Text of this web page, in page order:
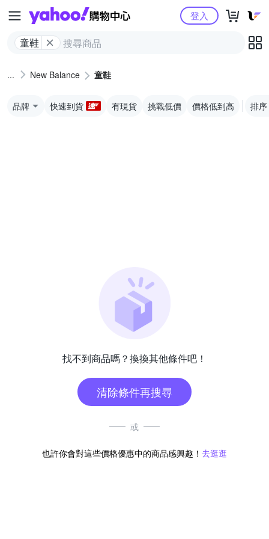
Yahoo購物中心
童鞋
登入
New Balance 童鞋
品牌 快速到貨 有現貨 挑戰低價 價格低到高 排序
找不到商品嗎？換換其他條件吧！
清除條件再搜尋
或
也許你會對這些價格優惠中的商品感興趣！ 去逛逛